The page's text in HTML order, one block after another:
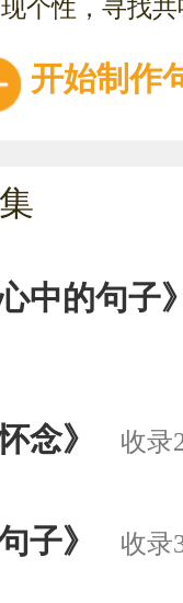
个性，寻找
开始制作
中的句子
念》 收录
子》 收录